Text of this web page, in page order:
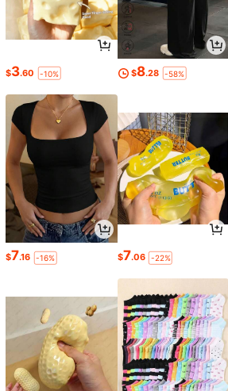
$3.60 -10% $8.28 -58%
$7.16 -16% $7.06 -22%